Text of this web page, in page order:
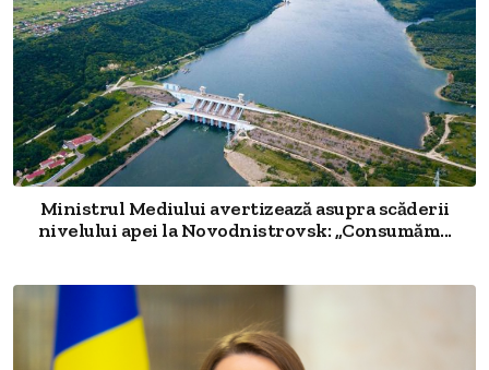
Ministrul Mediului avertizează asupra scăderii
nivelului apei la Novodnistrovsk: „Consumăm...